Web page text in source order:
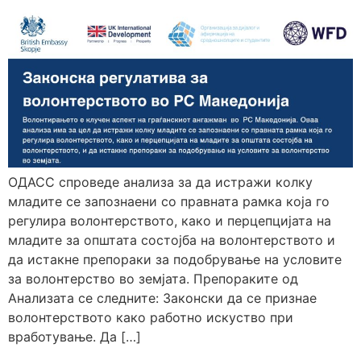
ОДАСС спроведе анализа за да истражи колку
младите се запознаени со правната рамка која го
регулира волонтерството, како и перцепцијата на
младите за општата состојба на волонтерството и
да истакне препораки за подобрување на условите
за волонтерство во земјата. Препораките од
Анализата се следните: Законски да се признае
волонтерството како работно искуство при
вработување. Да […]